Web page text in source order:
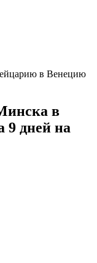
в
дней на